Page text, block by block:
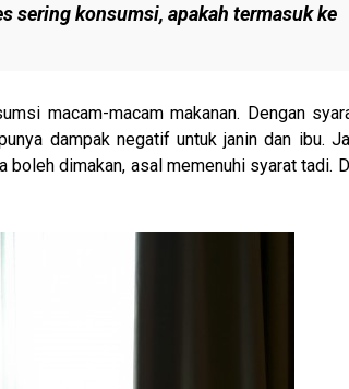
sering konsumsi, apakah termasuk ke
macam-macam makanan. Dengan
dampak negatif untuk janin dan ibu.
dimakan, asal memenuhi syarat tadi.